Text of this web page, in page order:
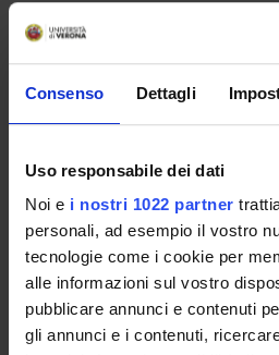
Consenso Dettagli
Uso responsabile dei dati
Noi e i nostri 1022 partner
personali, ad esempio il vostro
tecnologie come i cookie per
alle informazioni sul vostro
pubblicare annunci e contenuti
gli annunci e i contenuti,
GOVERNANCE
SERVIZI DI SEGRETERIA
STRUTTURE DEL
LABORATORI DI RICERCA